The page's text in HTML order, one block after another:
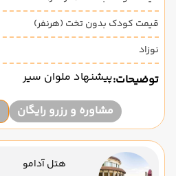
قیمت کودک بدون تخت (هرنفر)
نوزاد
توضیحات:پیشنهاد ملوان سیر
مشاوره و رزرو رایگان
هتل آدامو